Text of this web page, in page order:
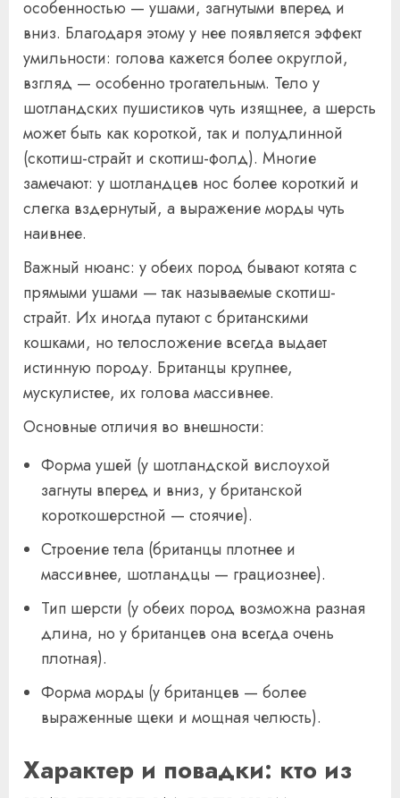
особенностью — ушами, загнутыми вперед и
вниз. Благодаря этому у нее появляется эффект
умильности: голова кажется более округлой,
взгляд — особенно трогательным. Тело у
шотландских пушистиков чуть изящнее, а шерсть
может быть как короткой, так и полудлинной
(скоттиш-страйт и скоттиш-фолд). Многие
замечают: у шотландцев нос более короткий и
слегка вздернутый, а выражение морды чуть
наивнее.
Важный нюанс: у обеих пород бывают котята с
прямыми ушами — так называемые скоттиш-
страйт. Их иногда путают с британскими
кошками, но телосложение всегда выдает
истинную породу. Британцы крупнее,
мускулистее, их голова массивнее.
Основные отличия во внешности:
Форма ушей (у шотландской вислоухой
загнуты вперед и вниз, у британской
короткошерстной — стоячие).
Строение тела (британцы плотнее и
массивнее, шотландцы — грациознее).
Тип шерсти (у обеих пород возможна разная
длина, но у британцев она всегда очень
плотная).
Форма морды (у британцев — более
выраженные щеки и мощная челюсть).
Характер и повадки: кто из